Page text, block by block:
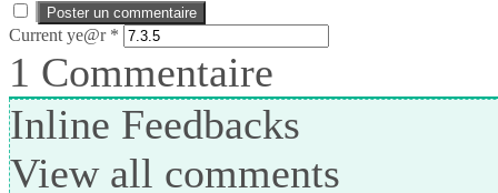
Current ye@r *
1 Commentaire
Inline Feedbacks
View all comments